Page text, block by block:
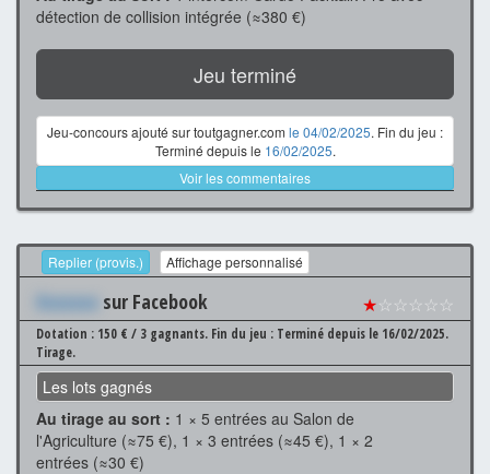
détection de collision intégrée (≈380 €)
Jeu terminé
Jeu-concours ajouté sur toutgagner.com le 04/02/2025. Fin du jeu :
Terminé depuis le 16/02/2025.
Voir les commentaires
Replier (provis.) Affichage personnalisé
Xxxxxxx sur Facebook ★☆☆☆☆☆
Dotation : 150 € / 3 gagnants. Fin du jeu : Terminé depuis le 16/02/2025.
Tirage.
Les lots gagnés
Au tirage au sort : 1 × 5 entrées au Salon de
l'Agriculture (≈75 €), 1 × 3 entrées (≈45 €), 1 × 2
entrées (≈30 €)